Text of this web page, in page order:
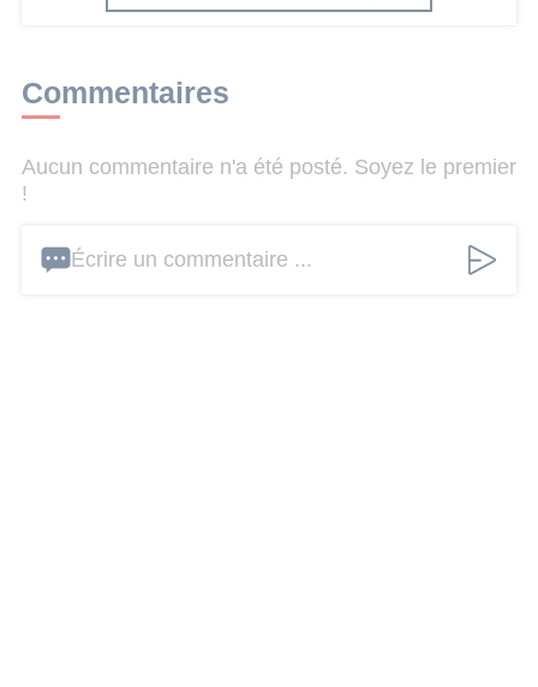
Commentaires
Aucun commentaire n'a été posté. Soyez le premier
!
Écrire un commentaire ...